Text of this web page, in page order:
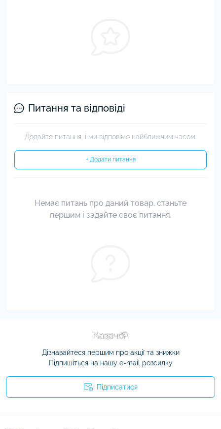
Питання та відповіді
Додайте питання, і ми відповімо найближчим часом.
+ Додати питання
Немає питань про даний товар, станьте
першим і задайте своє питання.
Дізнавайтеся першим про акції та знижки
Підпишіться на нашу e-mail розсилку
Підписатися